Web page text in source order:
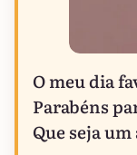
O meu dia
Parabéns
Que seja